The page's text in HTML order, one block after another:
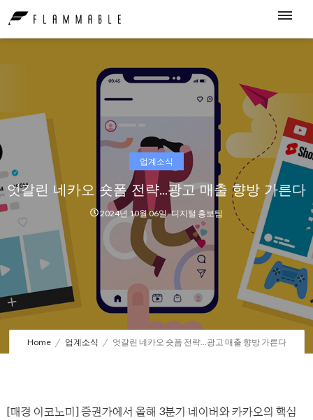
업계소식
엇갈린 네카오 숏폼 전략…광고 매출 향방 가른다
2024년 10월 06일 디지털 홍보팀
Home 업계소식 엇갈린 네카오 숏폼 전략…광고 매출 향방 가른다
[매경 이코노미] 증권가에서 올해 3분기 네이버와 카카오의 핵심